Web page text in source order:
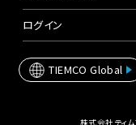
ログイン
TIEMCO Global
株式会社ティ